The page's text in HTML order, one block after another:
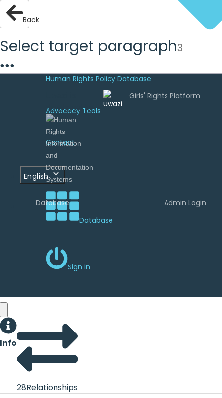
Human Rights Policy Database
Advocacy Tools
Contact
English
Database
Sign in
Back
Select target paragraph3
●●●
developed by
Database Admin Login
Info
28Relationships